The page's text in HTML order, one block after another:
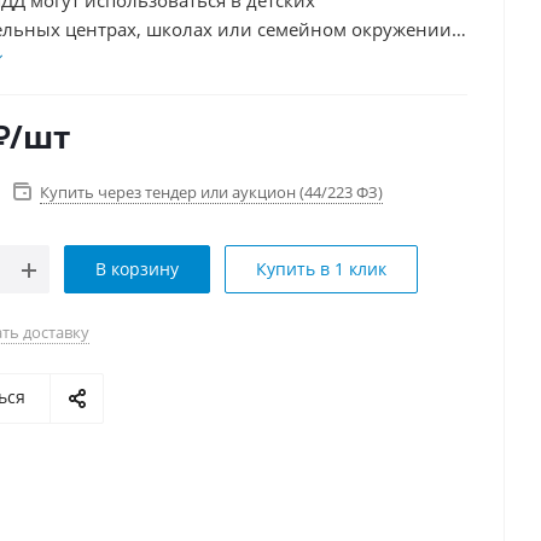
центрах, школах или семейном окружении
детей основам правил дорожного движения,
/шт
Купить через тендер или аукцион (44/223 ФЗ)
В корзину Купить в 1 клик
доставку